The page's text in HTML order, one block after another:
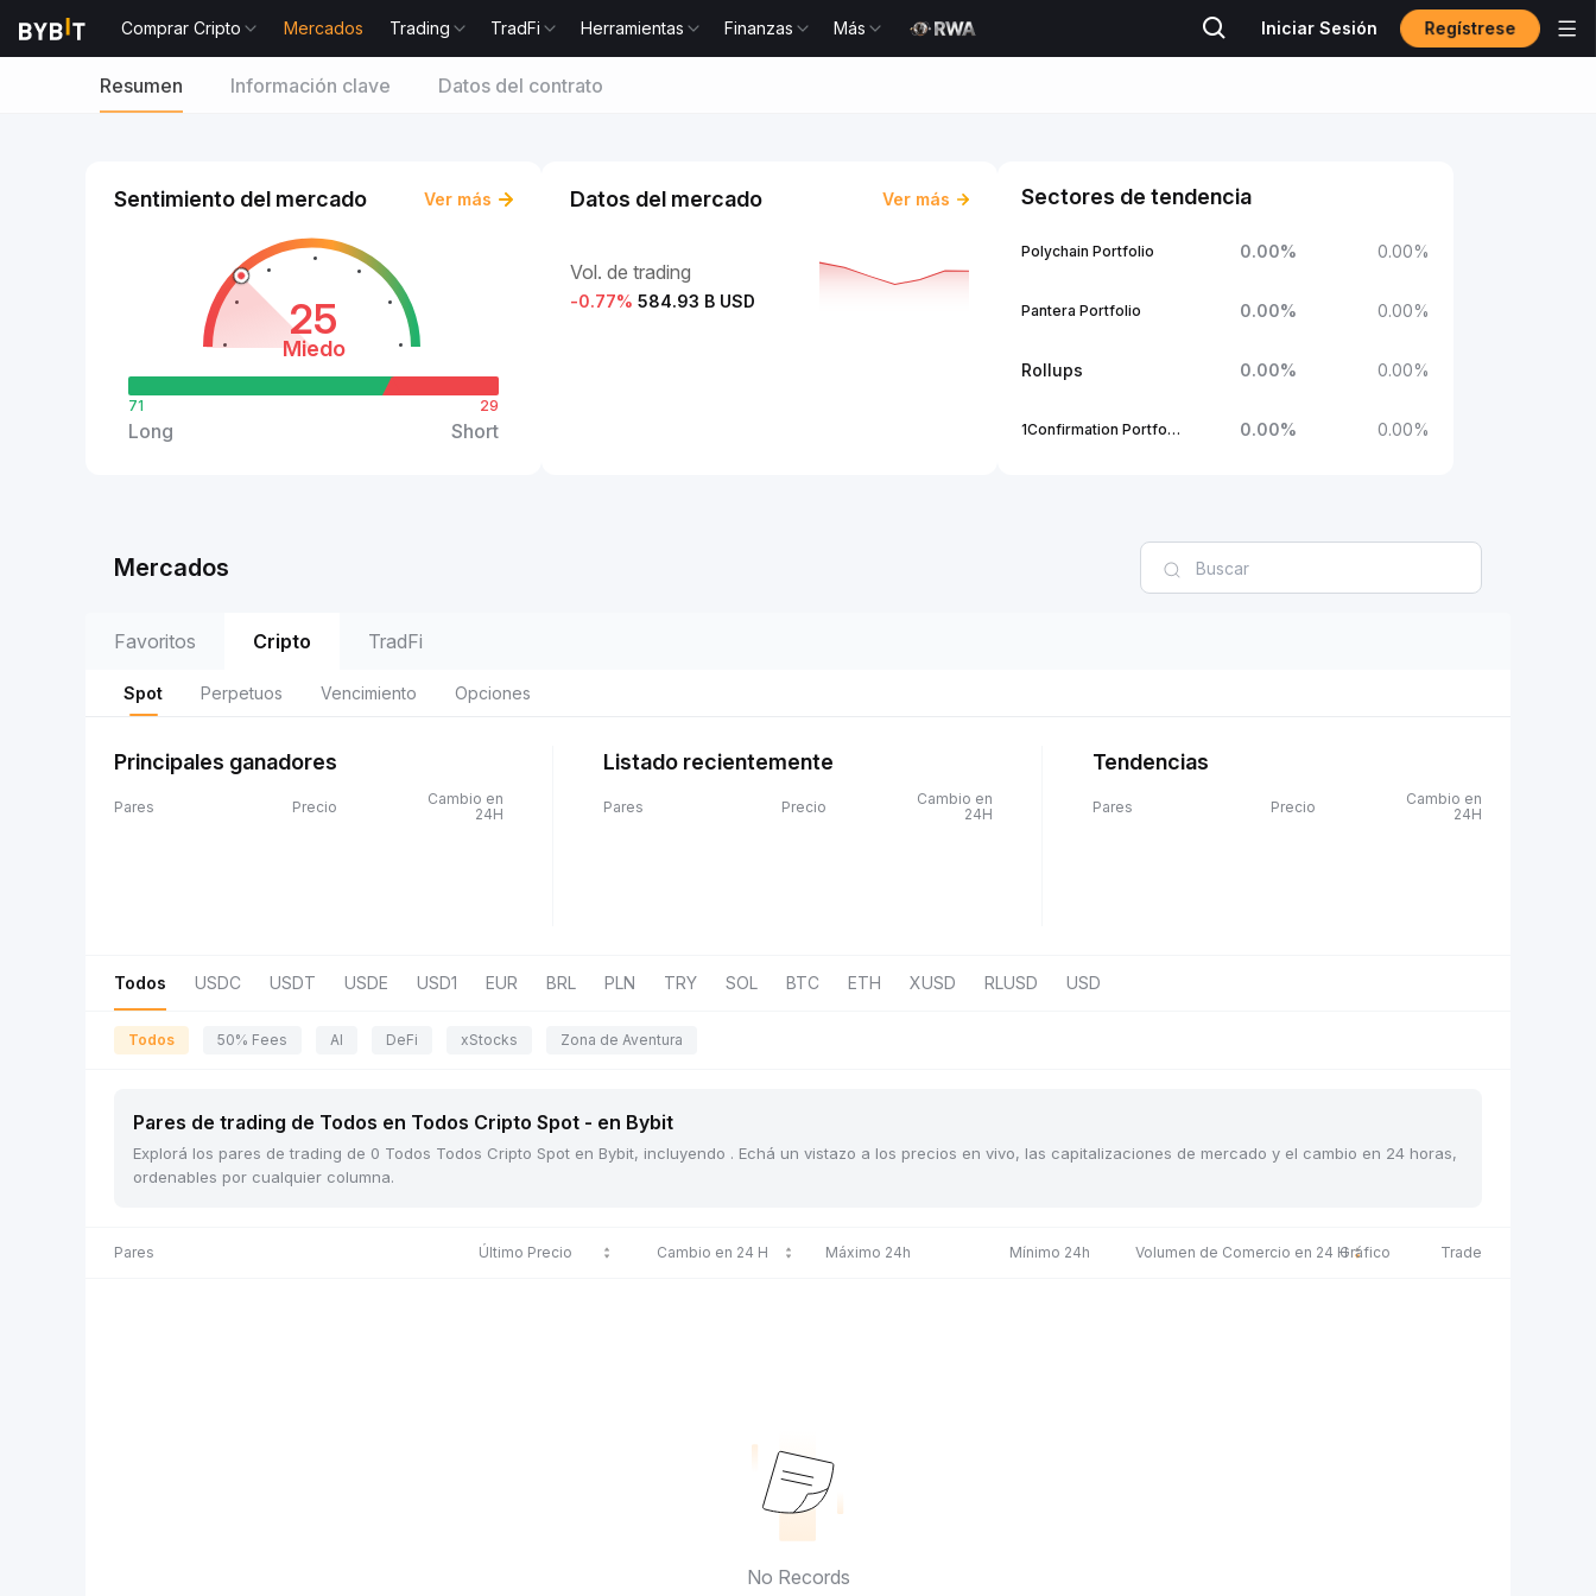
Comprar Cripto Mercados Trading TradFi Herramientas Finanzas Más Iniciar Sesión Regístrese
Resumen Información clave Datos del contrato
Sentimiento del mercado Ver más
25
Miedo
71
Long
29
Short
Datos del mercado Ver más
Vol. de trading
-0.77% 584.93 B USD
Sectores de tendencia
Polychain Portfolio 0.00% 0.00%
Pantera Portfolio 0.00% 0.00%
Rollups 0.00% 0.00%
1Confirmation Portfolio 0.00% 0.00%
Mercados
Favoritos Cripto TradFi
Spot Perpetuos Vencimiento Opciones
Principales ganadores
Pares Precio
Cambio en
24H
Listado recientemente
Pares Precio
Cambio en
24H
Tendencias
Pares Precio
Cambio en
24H
Todos USDC USDT USDE USD1 EUR BRL PLN TRY SOL BTC ETH XUSD RLUSD USD
Todos 50% Fees AI DeFi xStocks Zona de Aventura
Pares de trading de Todos en Todos Cripto Spot - en Bybit
Explorá los pares de trading de 0 Todos Todos Cripto Spot en Bybit, incluyendo . Echá un vistazo a los precios en vivo, las capitalizaciones de mercado y el cambio en 24 horas,
ordenables por cualquier columna.
Pares Último Precio Cambio en 24 H Máximo 24h Mínimo 24h Volumen de Comercio en 24 HGráfico Trade
No Records